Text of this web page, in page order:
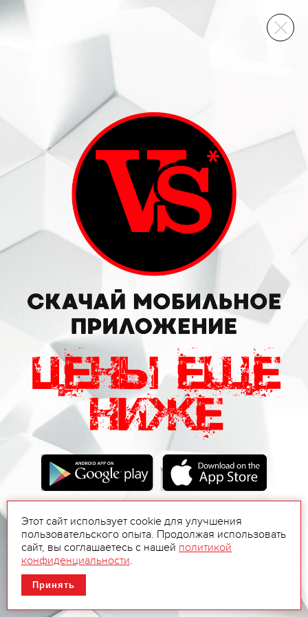
ВИННЫЙ СКЛАД
Этот сайт использует cookie для улучшения
пользовательского опыта. Продолжая использовать
сайт, вы соглашаетесь с нашей политикой
конфиденциальности.
Принять